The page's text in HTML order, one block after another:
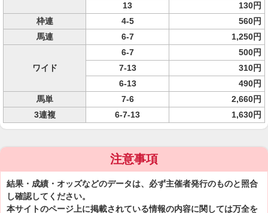
13
130円
枠連
4-5
560円
馬連
6-7 1,250円
ワイド
6-7
500円
7-13
310円
6-13
490円
馬単
7-6
2,660円
3連複
6-7-13 1,630円
注意事項
結果・成績・オッズなどのデータは、必ず主催者発行のものと照合
し確認してください。
本サイトのページ上に掲載されている情報の内容に関しては万全を